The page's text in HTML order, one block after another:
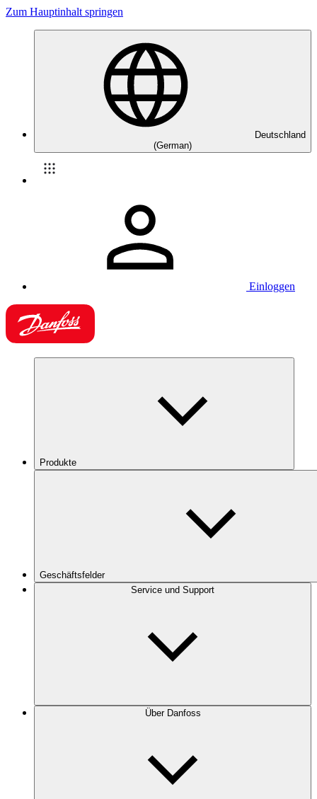
Zum Hauptinhalt springen
Deutschland
(German)
Einloggen
Produkte
Geschäftsfelder
Service und Support
Über Danfoss